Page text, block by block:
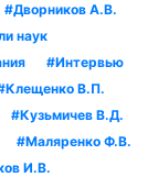
#Дворников А.В.
наук
#Интервью
В.П.
#Кузьмичев В.Д.
#Маляренко Ф.В.
И.В.